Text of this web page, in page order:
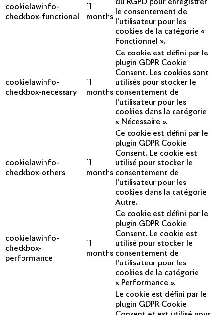
cookielawinfo-
checkbox-functional
months
du RGPD pour enregistrer
le consentement de
l'utilisateur pour les
cookies de la catégorie «
Fonctionnel ».
cookielawinfo-
checkbox-necessary
months
Ce cookie est défini par le
plugin GDPR Cookie
Consent. Les cookies sont
utilisés pour stocker le
consentement de
l'utilisateur pour les
cookies dans la catégorie
« Nécessaire ».
cookielawinfo-
checkbox-others
months
Ce cookie est défini par le
plugin GDPR Cookie
Consent. Le cookie est
utilisé pour stocker le
consentement de
l'utilisateur pour les
cookies dans la catégorie
Autre.
cookielawinfo-
checkbox-
performance
months
Ce cookie est défini par le
plugin GDPR Cookie
Consent. Le cookie est
utilisé pour stocker le
consentement de
l'utilisateur pour les
cookies de la catégorie
« Performance ».
Le cookie est défini par le
plugin GDPR Cookie